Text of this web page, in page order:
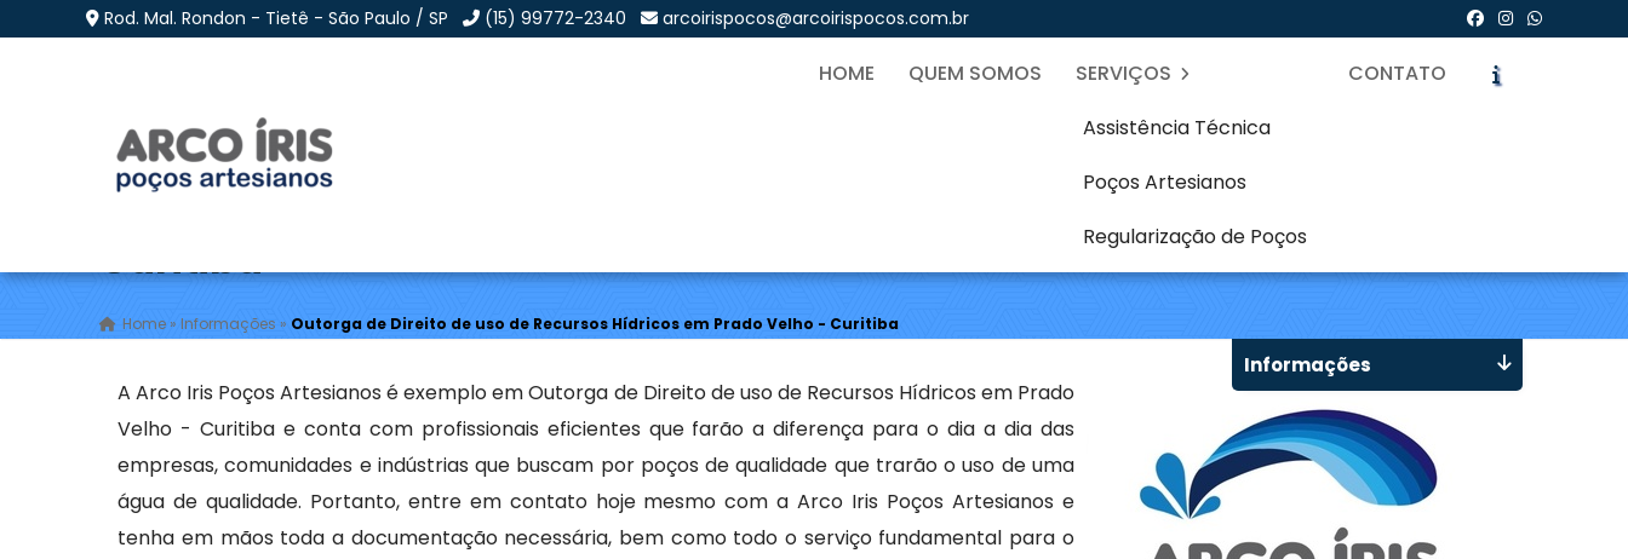
Rod. Mal. Rondon - Tietê - São Paulo / SP (15) 99772-2340 arcoirispocos@arcoirispocos.com.br
HOME QUEM SOMOS
SERVIÇOS
Assistência Técnica
Poços Artesianos
Regularização de Poços
CONTATO
Outorga de Direito de uso de Recursos Hídricos em Prado Velho -
Curitiba
Home »Informações » Outorga de Direito de uso de Recursos Hídricos em Prado Velho - Curitiba
Solicite um Orçamento
A Arco Iris Poços Artesianos é exemplo em Outorga de Direito de uso de Recursos Hídricos em Prado
Velho - Curitiba e conta com profissionais eficientes que farão a diferença para o dia a dia das
empresas, comunidades e indústrias que buscam por poços de qualidade que trarão o uso de uma
água de qualidade. Portanto, entre em contato hoje mesmo com a Arco Iris Poços Artesianos e
tenha em mãos toda a documentação necessária, bem como todo o serviço fundamental para o
Informações